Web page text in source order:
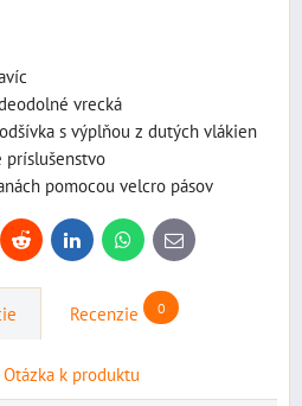
vrecká
s výplňou z dutých vlákien
príslušenstvo
pomocou velcro pásov
Reddit LinkedInWhatsApp
E-
mail
Recenzie 0
Otázka k produktu